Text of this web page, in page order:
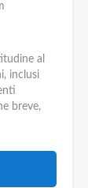
al
inclusi
breve,